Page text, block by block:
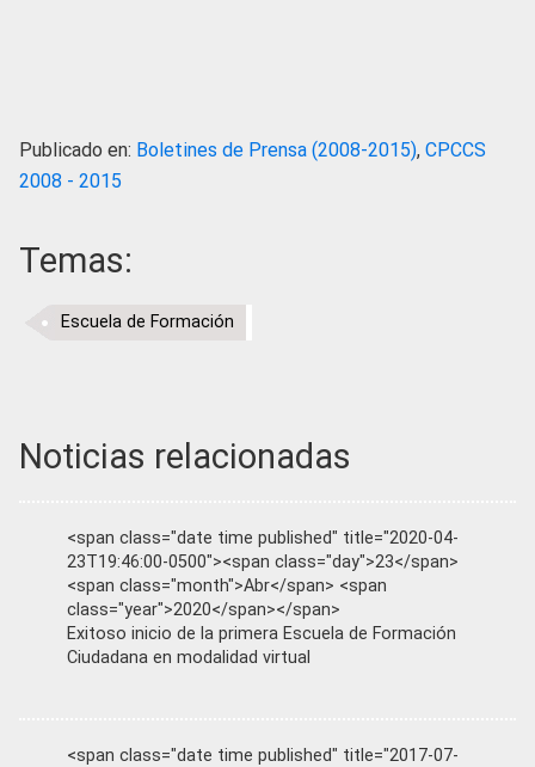
Publicado en: Boletines de Prensa (2008-2015), CPCCS
2008 - 2015
Temas:
Escuela de Formación
Noticias relacionadas
<span class="date time published" title="2020-04-
23T19:46:00-0500"><span class="day">23</span>
<span class="month">Abr</span> <span
class="year">2020</span></span>
Exitoso inicio de la primera Escuela de Formación
Ciudadana en modalidad virtual
<span class="date time published" title="2017-07-